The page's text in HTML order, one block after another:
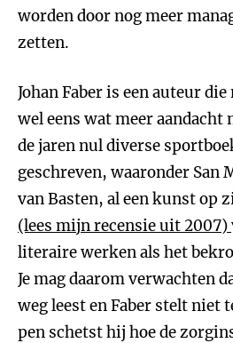
worden door nog meer
zetten.
Johan Faber is een auteur
wel eens wat meer aandacht
de jaren nul diverse
geschreven, waaronder San
van Basten, al een kunst op
(lees mijn recensie uit 2007)
literaire werken als het
Je mag daarom verwachten
weg leest en Faber stelt niet
pen schetst hij hoe de